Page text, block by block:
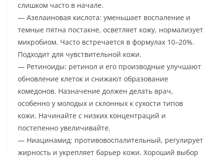
слишком часто в начале.
— Азелаиновая кислота: уменьшает воспаление и
темные пятна постакне, осветляет кожу, нормализует
микробиом. Часто встречается в формулах 10–20%.
Подходит для чувствительной кожи.
— Ретиноиды: ретинол и его производные улучшают
обновление клеток и снижают образование
комедонов. Назначение должен делать врач,
особенно у молодых и склонных к сухости типов
кожи. Начинайте с низких концентраций и
постепенно увеличивайте.
— Ниацинамид: противовоспалительный, регулирует
жирность и укрепляет барьер кожи. Хороший выбор